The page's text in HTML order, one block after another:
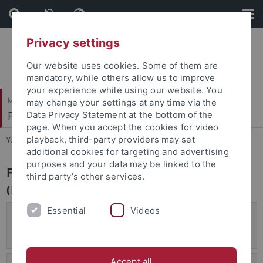
Skip
to
content
Skip
to
footer
Mathematisch-Naturwissenschaftliche Fakultät
Fachbereich Biologie
You are here: Startseite ... Bachelor of Education
FAQ Bachelor of Education Biologie
(Lehramt)
Kann ich während meines Bachelorstudiums
Privacy settings
Our website uses cookies. Some of them are
mandatory, while others allow us to improve
your experience while using our website. You
may change your settings at any time via the
Data Privacy Statement at the bottom of the
page. When you accept the cookies for video
playback, third-party providers may set
additional cookies for targeting and advertising
purposes and your data may be linked to the
third party’s other services.
Essential Videos